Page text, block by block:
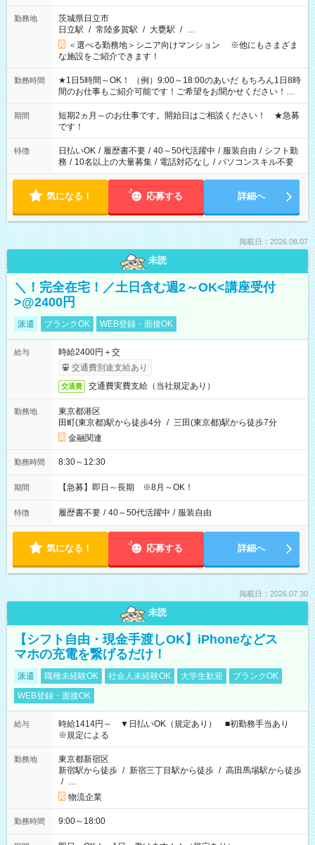
勤務地
茨城県日立市
日立駅 / 常陸多賀駅 / 大甕駅 / …
＜選べる勤務地＞シニア向けマンション ※他にもさまざま
な施設をご紹介できます！
勤務時間
★1日5時間～OK！ （例）9:00～18:00のあいだ もちろん1日8時
間のお仕事もご紹介可能です！ご希望をお聞かせください！★
家庭の都合でお休みが必要な場合も遠慮なくご相談ください。
※週最低15時間以上の勤務が必要です
期間
短期2ヵ月～のお仕事です。開始日はご相談ください！ ★急募
です！
特徴 日払いOK / 履歴書不要 / 40～50代活躍中 / 服装自由 / シフト勤
務 / 10名以上の大量募集 / 電話対応なし / パソコンスキル不要
気になる！ 応募する 詳細へ
掲載日：2026.08.07
未読
＼！完全在宅！／土日含む週2～OK<講座受付
>@2400円
派遣 ブランクOK WEB登録・面接OK
給与
時給2400円＋交
交通費別途支給あり
交通費 交通費実費支給（当社規定あり）
勤務地
東京都港区
田町(東京都)駅から徒歩4分 / 三田(東京都)駅から徒歩7分
金融関連
勤務時間 8:30～12:30
期間 【急募】即日～長期 ※8月～OK！
特徴 履歴書不要 / 40～50代活躍中 / 服装自由
気になる！ 応募する 詳細へ
掲載日：2026.07.30
未読
【シフト自由・現金手渡しOK】iPhoneなどス
マホの充電を繋げるだけ！
派遣 職種未経験OK 社会人未経験OK 大学生歓迎
ブランクOK
WEB登録・面接OK
給与
時給1414円～ ▼日払いOK（規定あり） ■初勤務手当あり
※規定による
勤務地
東京都新宿区
新宿駅から徒歩 / 新宿三丁目駅から徒歩 / 高田馬場駅から徒歩
/ …
物流企業
勤務時間 9:00～18:00